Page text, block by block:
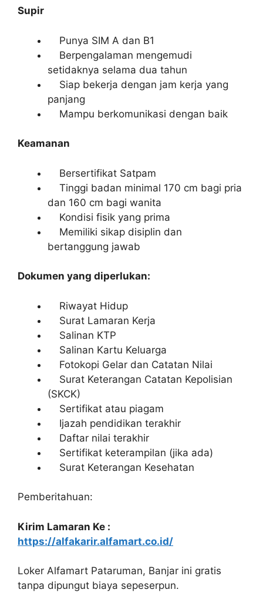
Supir
Punya SIM A dan B1
Berpengalaman mengemudi
setidaknya selama dua tahun
Siap bekerja dengan jam kerja yang
panjang
Mampu berkomunikasi dengan baik
Keamanan
Bersertifikat Satpam
Tinggi badan minimal 170 cm bagi pria
dan 160 cm bagi wanita
Kondisi fisik yang prima
Memiliki sikap disiplin dan
bertanggung jawab
Dokumen yang diperlukan:
Riwayat Hidup
Surat Lamaran Kerja
Salinan KTP
Salinan Kartu Keluarga
Fotokopi Gelar dan Catatan Nilai
Surat Keterangan Catatan Kepolisian
(SKCK)
Sertifikat atau piagam
Ijazah pendidikan terakhir
Daftar nilai terakhir
Sertifikat keterampilan (jika ada)
Surat Keterangan Kesehatan
Pemberitahuan:
Kirim Lamaran Ke :
https://alfakarir.alfamart.co.id/
Loker Alfamart Pataruman, Banjar ini gratis
tanpa dipungut biaya sepeserpun.